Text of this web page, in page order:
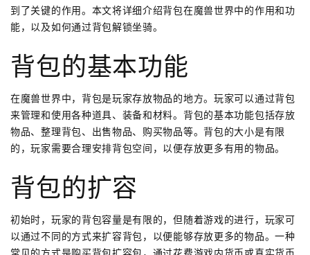
到了关键的作用。本文将详细介绍背包在魔兽世界中的作用和功
能，以及如何通过背包解锁坐骑。
背包的基本功能
在魔兽世界中，背包是玩家存放物品的地方。玩家可以通过背包
来管理和使用各种道具、装备和材料。背包的基本功能包括存放
物品、整理背包、出售物品、购买物品等。背包的大小是有限
的，玩家需要合理安排背包空间，以便存放更多有用的物品。
背包的扩容
初始时，玩家的背包容量是有限的，但随着游戏的进行，玩家可
以通过不同的方式来扩容背包，以便能够存放更多的物品。一种
常见的方式是购买背包扩容包，通过花费游戏内货币或真实货币